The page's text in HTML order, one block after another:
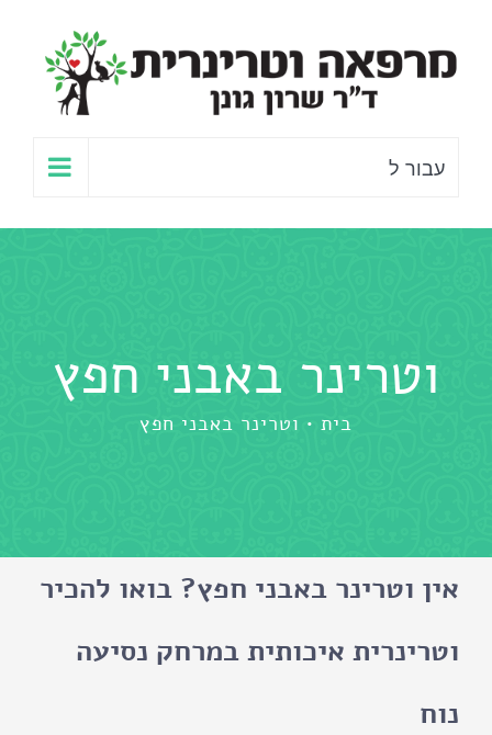
לתוכן
עבור ל
וטרינר באבני חפץ
בית וטרינר באבני חפץ
אין וטרינר באבני חפץ? בואו להכיר
וטרינרית איכותית במרחק נסיעה
נוח